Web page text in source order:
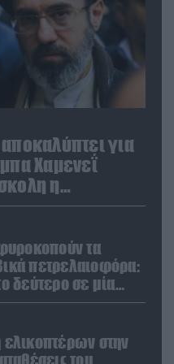
για
Χαμενεΐ
η
τα
πετρελαιοφόρα:
δεύτερο σε μία
Ερυθρά Θάλασσα
στην
του